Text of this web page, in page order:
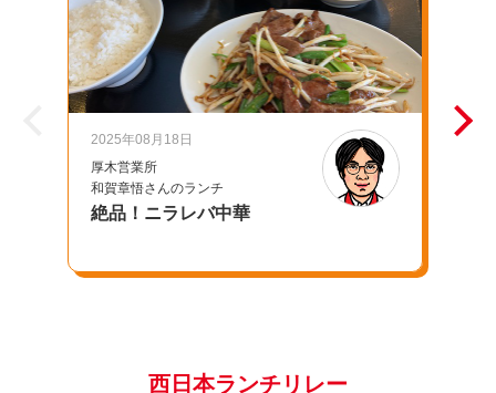
西日本ランチリレー
2025年08月18日
厚木営業所
和賀章悟さんのランチ
絶品！ニラレバ中華